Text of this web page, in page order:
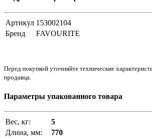
Артикул 153002104
Бренд
FAVOURITE
Перед покупкой уточняйте технические
продавца.
Параметры упакованного товара
Вес, кг:
5
Длина, мм:
770